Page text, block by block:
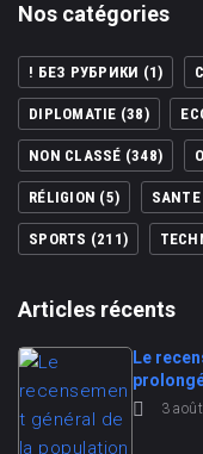
Nos catégories
! БЕЗ РУБРИКИ (1)
DIPLOMATIE (38)
NON CLASSÉ (348)
RÉLIGION (5) SANTE
SPORTS (211)
Articles récents
Le
3